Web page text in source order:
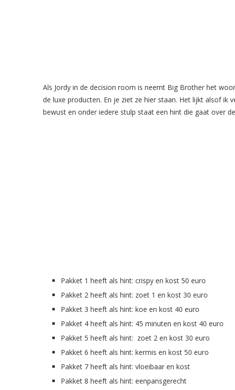
Als Jordy in de decision room is neemt Big Brother het
de luxe producten. En je ziet ze hier staan. Het lijkt alsof ik
bewust en onder iedere stulp staat een hint die gaat over
Pakket 1 heeft als hint: crispy en kost 50 euro
Pakket 2 heeft als hint: zoet 1 en kost 30 euro
Pakket 3 heeft als hint: koe en kost 40 euro
Pakket 4 heeft als hint: 45 minuten en kost 40 euro
Pakket 5 heeft als hint: zoet 2 en kost 30 euro
Pakket 6 heeft als hint: kermis en kost 50 euro
Pakket 7 heeft als hint: vloeibaar en kost
Pakket 8 heeft als hint: eenpansgerecht